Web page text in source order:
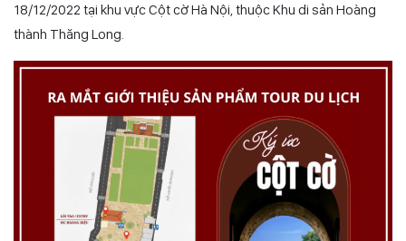
18/12/2022 tại khu vực Cột cờ Hà Nội, thuộc Khu di sản Hoàng
thành Thăng Long.